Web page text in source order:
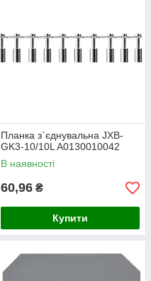
Планка з`єднувальна JXB-
GK3-10/10L A0130010042
В наявності
60,96 ₴
Купити